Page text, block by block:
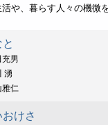
や、暮らす人々の機微
充男
湧
雅仁
おけさ